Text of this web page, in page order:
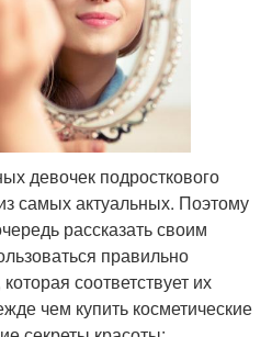
девочек подросткового
самых актуальных. Поэтому
рассказать своим
правильно
соответствует их
чем купить косметические